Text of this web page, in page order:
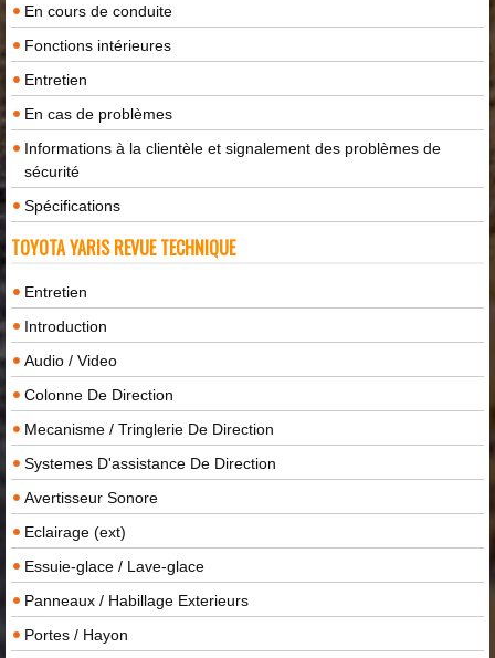
En cours de conduite
Fonctions intérieures
Entretien
En cas de problèmes
Informations à la clientèle et signalement des problèmes de
sécurité
Spécifications
TOYOTA YARIS REVUE TECHNIQUE
Entretien
Introduction
Audio / Video
Colonne De Direction
Mecanisme / Tringlerie De Direction
Systemes D'assistance De Direction
Avertisseur Sonore
Eclairage (ext)
Essuie-glace / Lave-glace
Panneaux / Habillage Exterieurs
Portes / Hayon